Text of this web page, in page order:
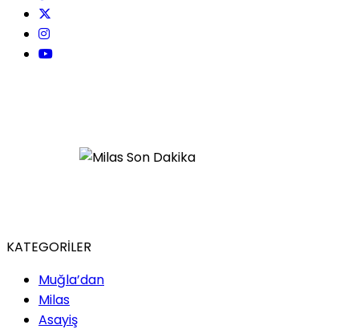
KATEGORİLER
Muğla’dan
Milas
Asayiş